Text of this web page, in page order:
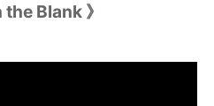
the Blank 》